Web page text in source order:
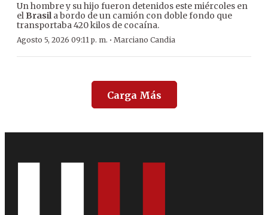
Un hombre y su hijo fueron detenidos este miércoles en
el Brasila bordo de un camión con doble fondo que
transportaba 420 kilos de cocaína.
Agosto 5, 2026 09:11 p. m. · Marciano Candia
Carga Más